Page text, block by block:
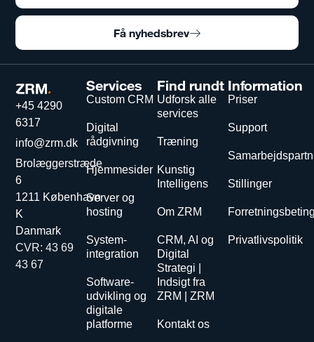
Få nyhedsbrev
+45 4290
6317
info@zrm.dk
Brolæggerstræde
6
1211 København
K
Danmark
CVR: 43 69
43 67
Services
Custom CRM
Digital
rådgivning
Hjemmesider
Server og
hosting
System-
integration
Software-
udvikling og
digitale
platforme
Find rundt
Udforsk alle
services
Træning
Kunstig
Intelligens
Om ZRM
CRM, AI og
Digital
Strategi |
Indsigt fra
ZRM | ZRM
Kontakt os
Information
Priser
Support
Stillinger
Privatlivspolitik